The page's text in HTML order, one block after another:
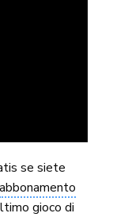
se siete
abbonamento
gioco di